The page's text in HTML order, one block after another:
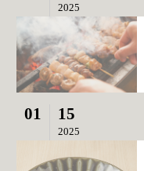
2025
01 15
2025